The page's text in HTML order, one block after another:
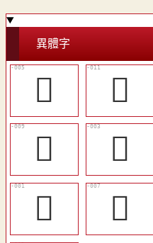
異體字
𧟩 󴲺
󵛕
󵛓
𪉙
𪉞